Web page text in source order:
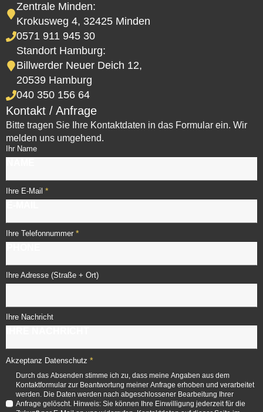
Zentrale Minden:
Krokusweg 4, 32425 Minden
0571 911 945 30
Standort Hamburg:
Billwerder Neuer Deich 12,
20539 Hamburg
040 350 156 64
Kontakt / Anfrage
Bitte tragen Sie Ihre Kontaktdaten in das Formular ein. Wir
melden uns umgehend.
Ihr Name
Ihre E-Mail *
Ihre Telefonnummer *
Ihre Adresse (Straße + Ort)
Ihre Nachricht
Akzeptanz Datenschutz *
Durch das Absenden stimme ich zu, dass meine Angaben aus dem
Kontaktformular zur Beantwortung meiner Anfrage erhoben und verarbeitet
werden. Die Daten werden nach abgeschlossener Bearbeitung Ihrer
Anfrage gelöscht. Hinweis: Sie können Ihre Einwilligung jederzeit für die